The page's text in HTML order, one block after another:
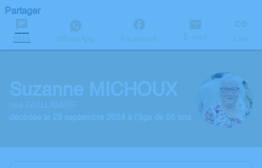
Partager
SMS WhatsApp Facebook E-mail Lien
Suzanne MICHOUX
née GUILLANEUF
décédée le 29 septembre 2024 à l'âge de 95 ans